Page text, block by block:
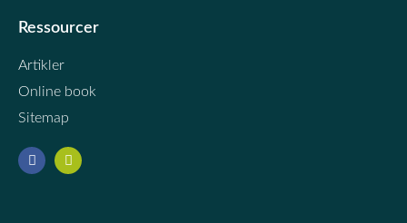
Ressourcer
Artikler
Online book
Sitemap